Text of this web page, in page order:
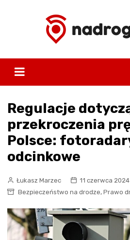
Regulacje
przekroczenia
Polsce:
odcinkowe
Łukasz Marzec
11 czerwca 2024
Bezpieczeństwo na drodze, Prawo